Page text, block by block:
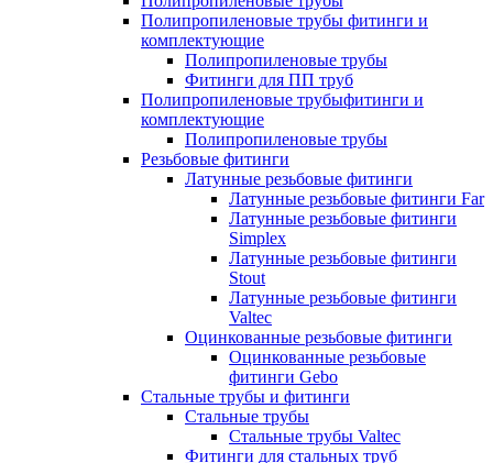
Полипропиленовые трубы фитинги и
комплектующие
Полипропиленовые трубы
Фитинги для ПП труб
Полипропиленовые трубыфитинги и
комплектующие
Полипропиленовые трубы
Резьбовые фитинги
Латунные резьбовые фитинги
Латунные резьбовые фитинги Far
Латунные резьбовые фитинги
Simplex
Латунные резьбовые фитинги
Stout
Латунные резьбовые фитинги
Valtec
Оцинкованные резьбовые фитинги
Оцинкованные резьбовые
фитинги Gebo
Стальные трубы и фитинги
Стальные трубы
Стальные трубы Valtec
Фитинги для стальных труб